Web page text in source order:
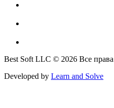
Best Soft LLC © 2026 Все
Developed by Learn and Solve